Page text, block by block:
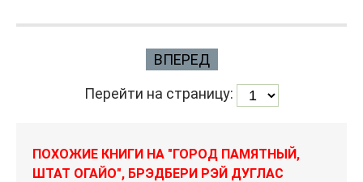
ВПЕРЕД
Перейти на страницу:
ПОХОЖИЕ КНИГИ НА "ГОРОД ПАМЯТНЫЙ,
ШТАТ ОГАЙО", БРЭДБЕРИ РЭЙ ДУГЛАС